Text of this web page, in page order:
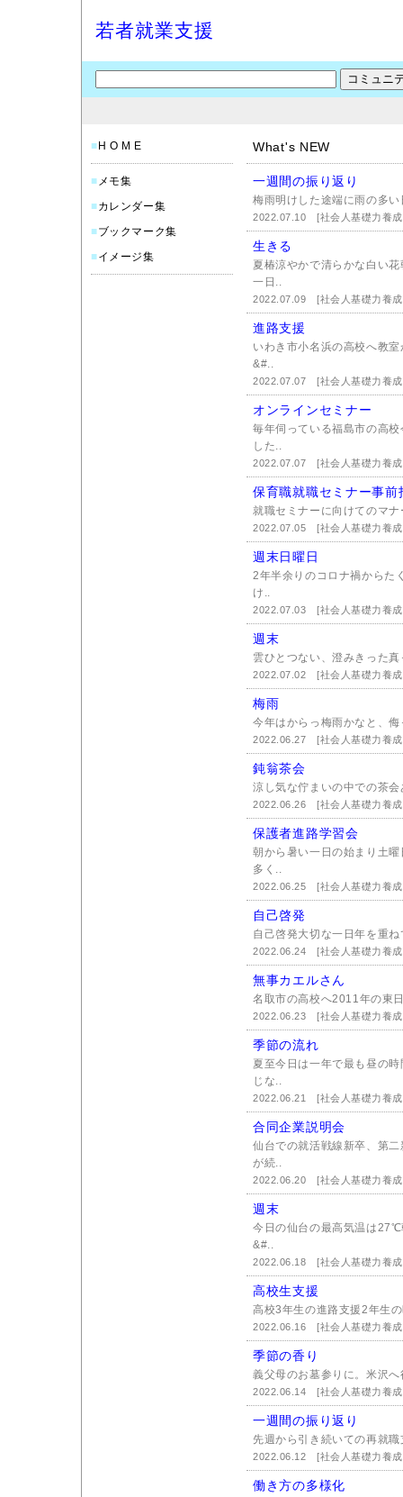
若者就業支援
■ H O M E
■ メモ集
■カレンダー集
■ブックマーク集
■イメージ集
What's NEW
一週間の振り返り
梅雨明けした途端に雨の多
2022.07.10[社会人基礎力養
生きる
夏椿涼やかで清らかな白い
一日..
2022.07.09[社会人基礎力養
進路支援
いわき市小名浜の高校へ教
&#..
2022.07.07[社会人基礎力養
オンラインセミナー
毎年伺っている福島市の高
した..
2022.07.07[社会人基礎力養
保育職就職セミナー事前
就職セミナーに向けてのマ
2022.07.05[社会人基礎力養
週末日曜日
2年半余りのコロナ禍からた
け..
2022.07.03[社会人基礎力養
週末
雲ひとつない、澄みきった
2022.07.02[社会人基礎力養
梅雨
今年はからっ梅雨かなと、
2022.06.27[社会人基礎力養
鈍翁茶会
涼し気な佇まいの中での茶
2022.06.26[社会人基礎力養
保護者進路学習会
朝から暑い一日の始まり土
多く..
2022.06.25[社会人基礎力養
自己啓発
自己啓発大切な一日年を重
2022.06.24[社会人基礎力養
無事カエルさん
名取市の高校へ2011年の東
2022.06.23[社会人基礎力養
季節の流れ
夏至今日は一年で最も昼の
じな..
2022.06.21[社会人基礎力養
合同企業説明会
仙台での就活戦線新卒、第
が続..
2022.06.20[社会人基礎力養
週末
今日の仙台の最高気温は
&#..
2022.06.18[社会人基礎力養
高校生支援
高校3年生の進路支援2年生
2022.06.16[社会人基礎力養
季節の香り
義父母のお墓参りに。米沢
2022.06.14[社会人基礎力養
一週間の振り返り
先週から引き続いての再就
2022.06.12[社会人基礎力養
働き方の多様化